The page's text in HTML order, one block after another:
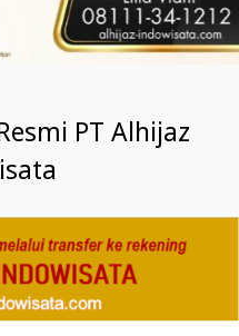
PT Alhijaz